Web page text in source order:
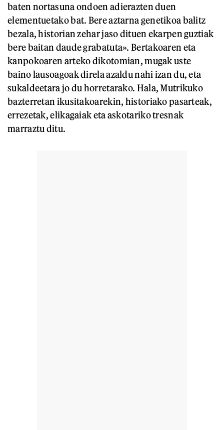
baten nortasuna ondoen adierazten duen
elementuetako bat. Bere aztarna genetikoa balitz
bezala, historian zehar jaso dituen ekarpen guztiak
bere baitan daude grabatuta». Bertakoaren eta
kanpokoaren arteko dikotomian, mugak uste
baino lausoagoak direla azaldu nahi izan du, eta
sukaldeetara jo du horretarako. Hala, Mutrikuko
bazterretan ikusitakoarekin, historiako pasarteak,
errezetak, elikagaiak eta askotariko tresnak
marraztu ditu.